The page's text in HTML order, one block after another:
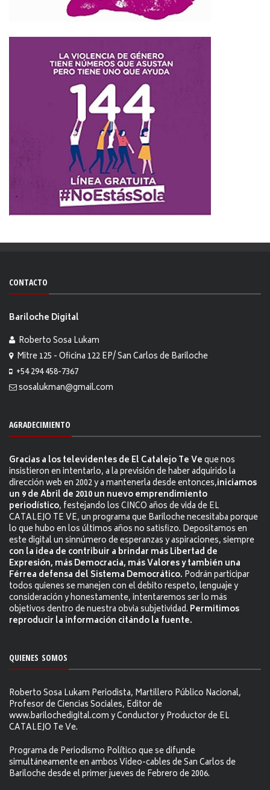
CONTACTO
Bariloche Digital
Roberto Sosa Lukam
Mitre 125 - Oficina 122 EP/ San Carlos de Bariloche
+54 294 458-7367
sosalukman@gmail.com
AGRADECIMIENTO
Gracias a los televidentes de El Catalejo Te Veque nos
insistieron en intentarlo, a la previsión de haber adquirido la
dirección web en 2002 y a mantenerla desde entonces,iniciamos
un 9 de Abril de 2010 un nuevo emprendimiento
periodístico, festejando los CINCO años de vida de EL
CATALEJO TE VE, un programa que Bariloche necesitaba porque
lo que hubo en los últimos años no satisfizo. Depositamos en
este digital un sinnúmero de esperanzas y aspiraciones, siempre
con la idea de contribuir a brindar más Libertad de
Expresión, más Democracia, más Valores y también una
Férrea defensa del Sistema Democrático. Podrán participar
todos quienes se manejen con el debito respeto, lenguaje y
consideración y honestamente, intentaremos ser lo más
objetivos dentro de nuestra obvia subjetividad. Permitimos
reproducir la información citándo la fuente.
QUIENES SOMOS
Roberto Sosa Lukam Periodista, Martillero Público Nacional,
Profesor de Ciencias Sociales, Editor de
www.barilochedigital.com y Conductor y Productor de EL
CATALEJO Te Ve.
Programa de Periodismo Político que se difunde
simultáneamente en ambos Video-cables de San Carlos de
Bariloche desde el primer jueves de Febrero de 2006.